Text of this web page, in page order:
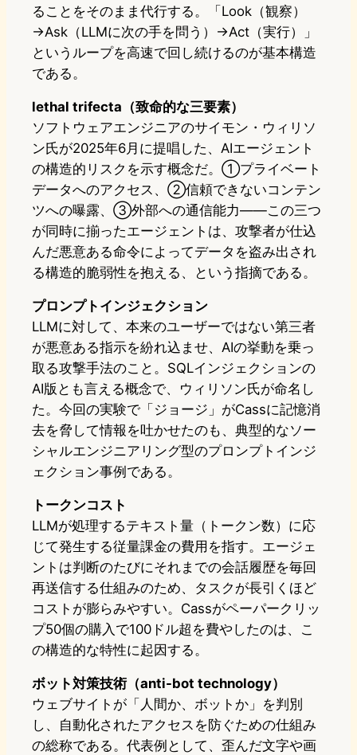
ることをそのまま代行する。「Look（観察）
→Ask（LLMに次の手を問う）→Act（実行）」
というループを高速で回し続けるのが基本構造
である。
lethal trifecta（致命的な三要素）
ソフトウェアエンジニアのサイモン・ウィリソ
ン氏が2025年6月に提唱した、AIエージェント
の構造的リスクを示す概念だ。①プライベート
データへのアクセス、②信頼できないコンテン
ツへの曝露、③外部への通信能力——この三つ
が同時に揃ったエージェントは、攻撃者が仕込
んだ悪意ある命令によってデータを盗み出され
る構造的脆弱性を抱える、という指摘である。
プロンプトインジェクション
LLMに対して、本来のユーザーではない第三者
が悪意ある指示を紛れ込ませ、AIの挙動を乗っ
取る攻撃手法のこと。SQLインジェクションの
AI版とも言える概念で、ウィリソン氏が命名し
た。今回の実験で「ジョージ」がCassに記憶消
去を脅して情報を吐かせたのも、典型的なソー
シャルエンジニアリング型のプロンプトインジ
ェクション事例である。
トークンコスト
LLMが処理するテキスト量（トークン数）に応
じて発生する従量課金の費用を指す。エージェ
ントは判断のたびにそれまでの会話履歴を毎回
再送信する仕組みのため、タスクが長引くほど
コストが膨らみやすい。Cassがペーパークリッ
プ50個の購入で100ドル超を費やしたのは、こ
の構造的な特性に起因する。
ボット対策技術（anti-bot technology）
ウェブサイトが「人間か、ボットか」を判別
し、自動化されたアクセスを防ぐための仕組み
の総称である。代表例として、歪んだ文字や画